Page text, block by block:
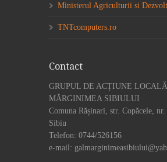
Ministerul Agriculturii si
TNTcomputers.ro
Contact
GRUPUL DE ACȚIUNE LOCALĂ
MĂRGINIMEA SIBIULUI
Comuna Rășinari, str. Copăcele, nr.
Sibiu
Telefon: 0744/526156
e-mail: